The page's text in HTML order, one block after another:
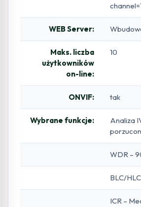
WEB Server:
Maks. liczba
użytkowników
on-line:
10
ONVIF: tak
Wybrane funkcje:
Analiza
WDR –
BLC/
ICR –